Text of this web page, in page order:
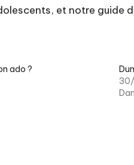
, et notre guide
ado ?